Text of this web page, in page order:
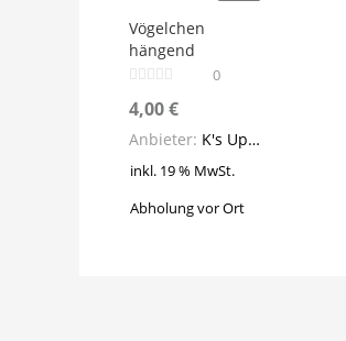
Vögelchen
hängend
0
4,00€
Anbieter: K's Upcycling
inkl. 19 % MwSt.
Abholung vor Ort